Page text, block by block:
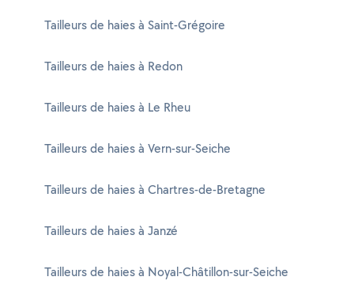
Tailleurs de haies à Saint-Grégoire
Tailleurs de haies à Redon
Tailleurs de haies à Le Rheu
Tailleurs de haies à Vern-sur-Seiche
Tailleurs de haies à Chartres-de-Bretagne
Tailleurs de haies à Janzé
Tailleurs de haies à Noyal-Châtillon-sur-Seiche